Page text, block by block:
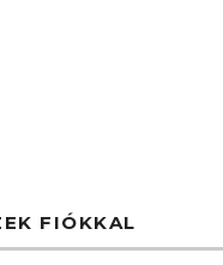
FIÓKKAL